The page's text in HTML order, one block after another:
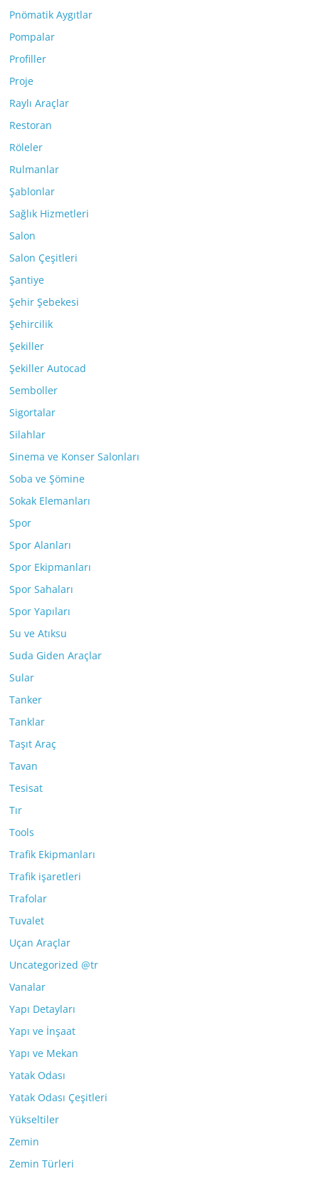
Pnömatik Aygıtlar
Pompalar
Profiller
Proje
Raylı Araçlar
Restoran
Röleler
Rulmanlar
Şablonlar
Sağlık Hizmetleri
Salon
Salon Çeşitleri
Şantiye
Şehir Şebekesi
Şehircilik
Şekiller
Şekiller Autocad
Semboller
Sigortalar
Silahlar
Sinema ve Konser Salonları
Soba ve Şömine
Sokak Elemanları
Spor
Spor Alanları
Spor Ekipmanları
Spor Sahaları
Spor Yapıları
Su ve Atıksu
Suda Giden Araçlar
Sular
Tanker
Tanklar
Taşıt Araç
Tavan
Tesisat
Tır
Tools
Trafik Ekipmanları
Trafik işaretleri
Trafolar
Tuvalet
Uçan Araçlar
Uncategorized @tr
Vanalar
Yapı Detayları
Yapı ve İnşaat
Yapı ve Mekan
Yatak Odası
Yatak Odası Çeşitleri
Yükseltiler
Zemin
Zemin Türleri